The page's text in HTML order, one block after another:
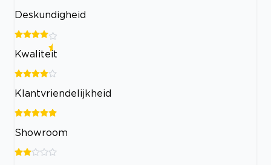
Deskundigheid
Kwaliteit
Klantvriendelijkheid
Showroom